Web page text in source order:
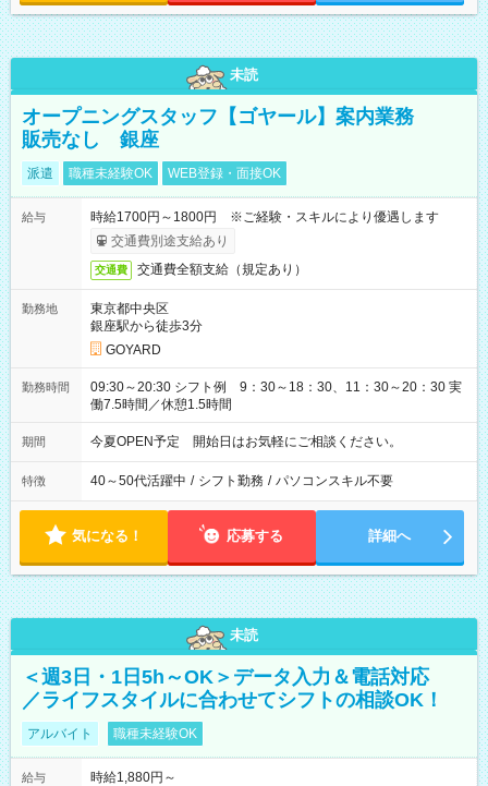
未読
オープニングスタッフ【ゴヤール】案内業務
販売なし 銀座
派遣 職種未経験OK WEB登録・面接OK
給与
時給1700円～1800円 ※ご経験・スキルにより優遇します
交通費別途支給あり
交通費 交通費全額支給（規定あり）
勤務地
東京都中央区
銀座駅から徒歩3分
GOYARD
勤務時間
09:30～20:30 シフト例 9：30～18：30、11：30～20：30 実
働7.5時間／休憩1.5時間
期間 今夏OPEN予定 開始日はお気軽にご相談ください。
特徴 40～50代活躍中 / シフト勤務 / パソコンスキル不要
気になる！ 応募する 詳細へ
未読
＜週3日・1日5h～OK＞データ入力＆電話対応
／ライフスタイルに合わせてシフトの相談OK！
アルバイト 職種未経験OK
給与
時給1,880円～